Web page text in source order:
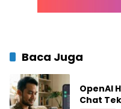
Baca Juga
OpenAI
Chat